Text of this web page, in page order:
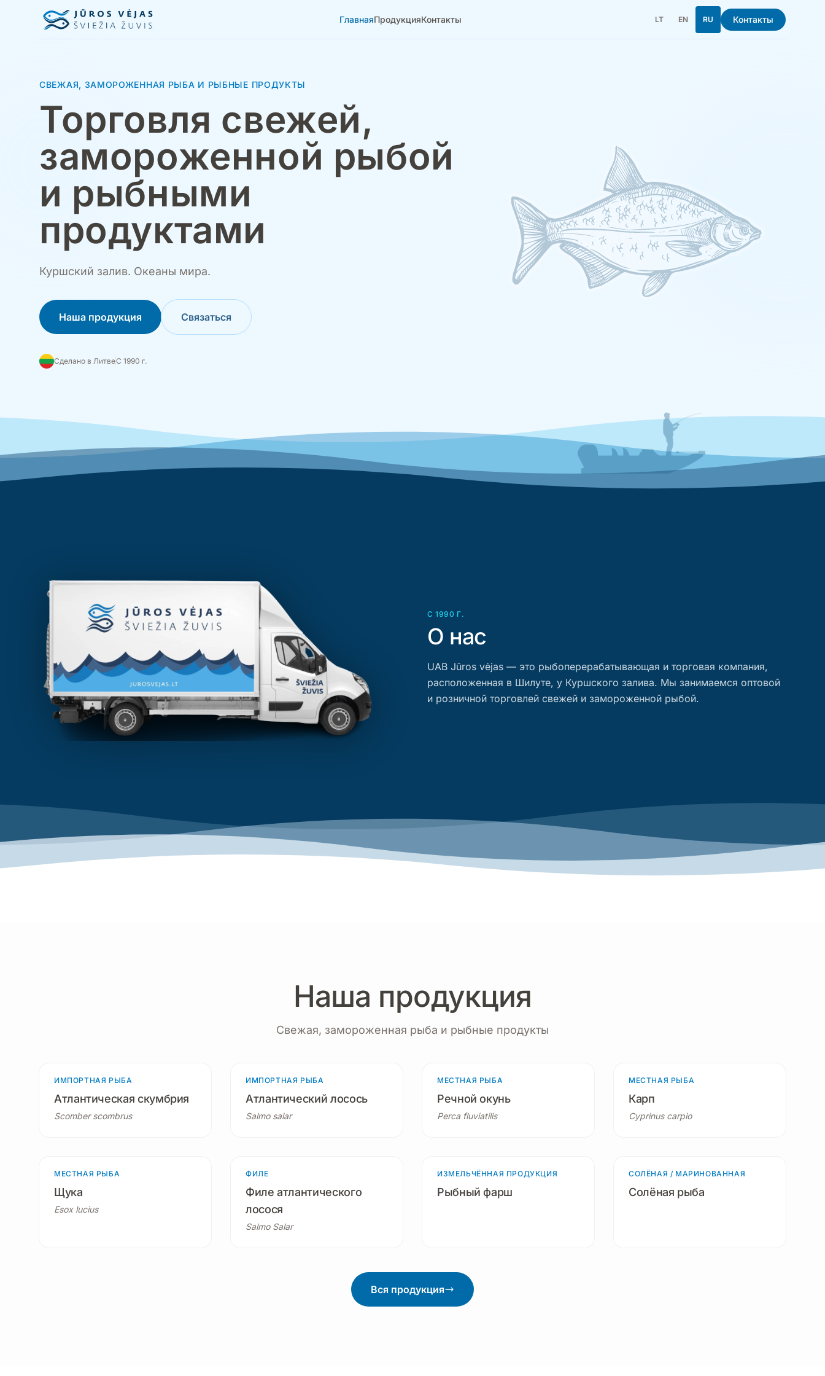
Перейти к содержанию
ГлавнаяПродукцияКонтакты LT EN RU Контакты
СВЕЖАЯ, ЗАМОРОЖЕННАЯ РЫБА И РЫБНЫЕ ПРОДУКТЫ
Торговля свежей,
замороженной рыбой
и рыбными
продуктами
Куршский залив. Океаны мира.
Наша продукция Связаться
Сделано в ЛитвеС 1990 г.
С 1990 Г.
О нас
UAB Jūros vėjas — это рыбоперерабатывающая и торговая компания,
расположенная в Шилуте, у Куршского залива. Мы занимаемся оптовой
и розничной торговлей свежей и замороженной рыбой.
Наша продукция
Свежая, замороженная рыба и рыбные продукты
ИМПОРТНАЯ РЫБА
Атлантическая скумбрия
Scomber scombrus
ИМПОРТНАЯ РЫБА
Атлантический лосось
Salmo salar
МЕСТНАЯ РЫБА
Речной окунь
Perca fluviatilis
МЕСТНАЯ РЫБА
Карп
Cyprinus carpio
МЕСТНАЯ РЫБА
Щука
Esox lucius
ФИЛЕ
Филе атлантического
лосося
Salmo Salar
18 продуктов
ИЗМЕЛЬЧЁННАЯ ПРОДУКЦИЯ
Рыбный фарш
9 продуктов
СОЛЁНАЯ / МАРИНОВАННАЯ
Солёная рыба
Вся продукция